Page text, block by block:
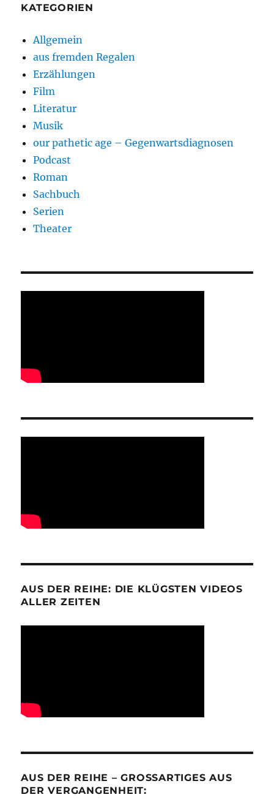
KATEGORIEN
Allgemein
aus fremden Regalen
Erzählungen
Film
Literatur
Musik
our pathetic age – Gegenwartsdiagnosen
Podcast
Roman
Sachbuch
Serien
Theater
AUS DER REIHE: DIE KLÜGSTEN VIDEOS
ALLER ZEITEN
AUS DER REIHE – GROSSARTIGES AUS D
ER VERGANGENHEIT: